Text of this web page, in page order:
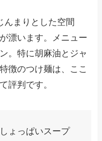
んまりとした空間
漂います。メニュー
。特に胡麻油とジャ
徴のつけ麺は、ここ
評判です。
ょっぱいスープ